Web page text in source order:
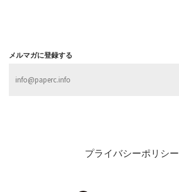
メルマガに登録する
プライバシーポリシー